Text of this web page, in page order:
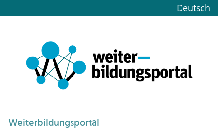
Deutsch
Weiterbildungsportal